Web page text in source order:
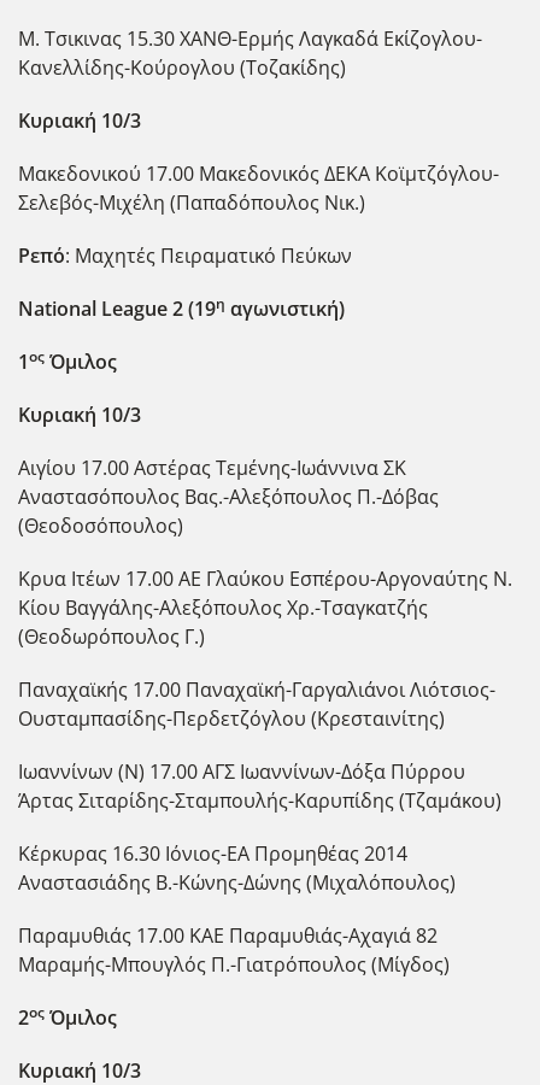
Μ. Τσικινας 15.30 ΧΑΝΘ-Ερμής Λαγκαδά Εκίζογλου-
Κανελλίδης-Κούρογλου (Τοζακίδης)
Κυριακή 10/3
Μακεδονικού 17.00 Μακεδονικός ΔΕΚΑ Κοϊμτζόγλου-
Σελεβός-Μιχέλη (Παπαδόπουλος Νικ.)
Ρεπό: Μαχητές Πειραματικό Πεύκων
National League 2 (19η αγωνιστική)
1ος Όμιλος
Κυριακή 10/3
Αιγίου 17.00 Αστέρας Τεμένης-Ιωάννινα ΣΚ
Αναστασόπουλος Βας.-Αλεξόπουλος Π.-Δόβας
(Θεοδοσόπουλος)
Κρυα Ιτέων 17.00 ΑΕ Γλαύκου Εσπέρου-Αργοναύτης Ν.
Κίου Βαγγάλης-Αλεξόπουλος Χρ.-Τσαγκατζής
(Θεοδωρόπουλος Γ.)
Παναχαϊκής 17.00 Παναχαϊκή-Γαργαλιάνοι Λιότσιος-
Ουσταμπασίδης-Περδετζόγλου (Κρεσταινίτης)
Ιωαννίνων (Ν) 17.00 ΑΓΣ Ιωαννίνων-Δόξα Πύρρου
Άρτας Σιταρίδης-Σταμπουλής-Καρυπίδης (Τζαμάκου)
Κέρκυρας 16.30 Ιόνιος-ΕΑ Προμηθέας 2014
Αναστασιάδης Β.-Κώνης-Δώνης (Μιχαλόπουλος)
Παραμυθιάς 17.00 ΚΑΕ Παραμυθιάς-Αχαγιά 82
Μαραμής-Μπουγλός Π.-Γιατρόπουλος (Μίγδος)
2ος Όμιλος
Κυριακή 10/3